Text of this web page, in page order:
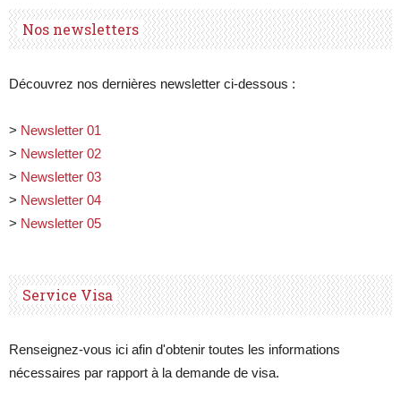
Nos newsletters
Découvrez nos dernières newsletter ci-dessous :
> Newsletter 01
> Newsletter 02
> Newsletter 03
> Newsletter 04
> Newsletter 05
Service Visa
Renseignez-vous ici afin d'obtenir toutes les informations
nécessaires par rapport à la demande de visa.